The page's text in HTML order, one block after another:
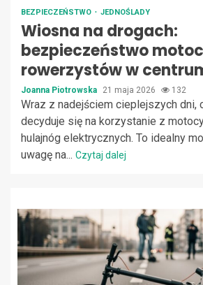
BEZPIECZEŃSTWO JEDNOŚLADY
Wiosna na drogach:
bezpieczeństwo
rowerzystów w
Joanna Piotrowska 21 maja 2026 132
Wraz z nadejściem cieplejszych dni,
decyduje się na korzystanie z
hulajnóg elektrycznych. To idealny
uwagę na... Czytaj dalej